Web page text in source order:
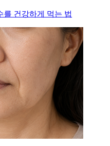
를 건강하게 먹는 법